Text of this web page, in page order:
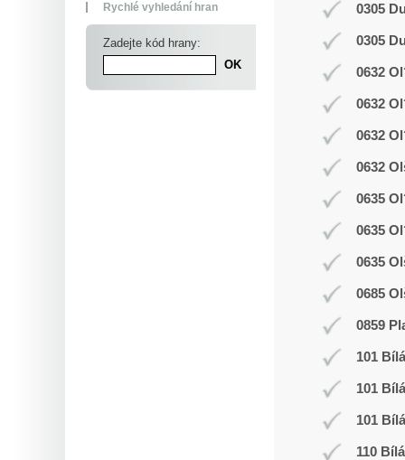
Rychlé vyhledání hran
Zadejte kód hrany:
0305
0305
0632
0632
0632
0632
0635
0635
0635
0685
0859
101
101
101
110